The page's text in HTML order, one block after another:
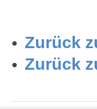
Zurück
Zurück